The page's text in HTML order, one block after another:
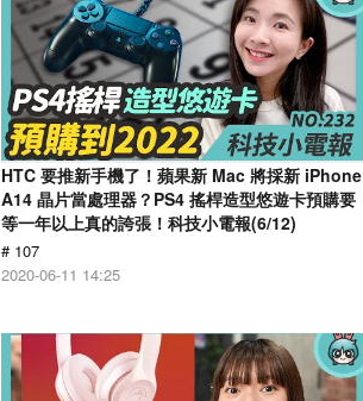
HTC 要推新手機了！蘋果新 Mac 將採新 iPhone
A14 晶片當處理器？PS4 搖桿造型悠遊卡預購要
等一年以上真的誇張！科技小電報(6/12)
# 107
2020-06-11 14:25